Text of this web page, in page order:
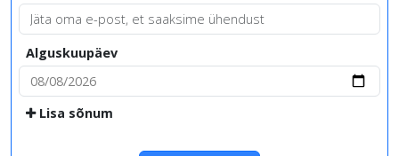
Alguskuupäev
Lisa sõnum